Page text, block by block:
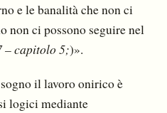
e le banalità che non ci
non ci possono seguire nel
– capitolo 5;)».
il lavoro onirico è
logici mediante